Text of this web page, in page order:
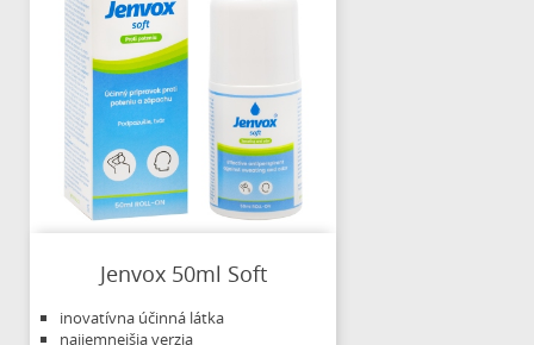
Jenvox 50ml Soft
inovatívna účinná látka
najjemnejšia verzia